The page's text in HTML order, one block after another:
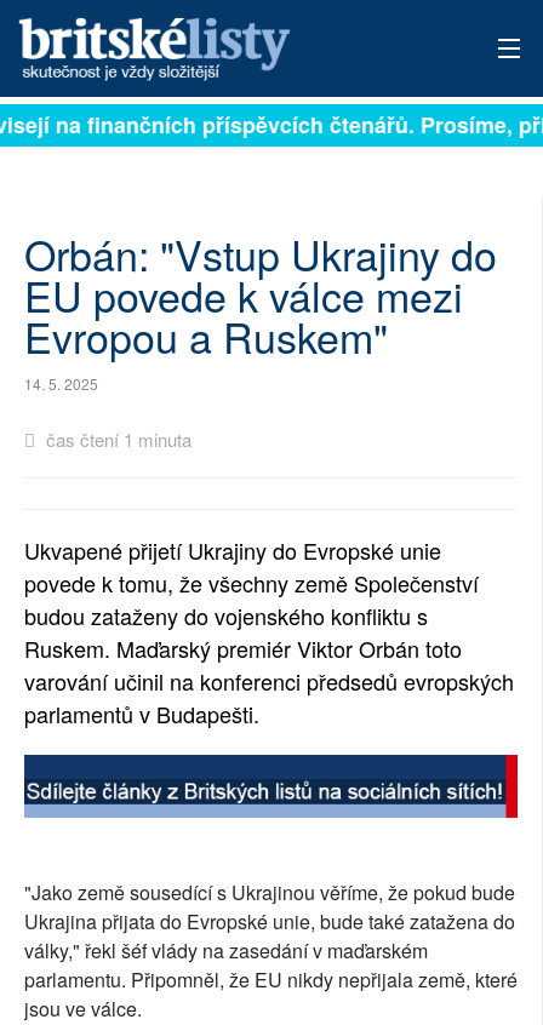
PŘIHLÁSIT
ARCHIV
ROZHOVORY
TÉMATA
SOCIÁLNÍ SÍTĚ
RUBRIKY
PLNÁ VERZE STRÁNEK
na finančních příspěvcích čtenářů. Prosíme,
Orbán: "Vstup Ukrajiny do
EU povede k válce mezi
Evropou a Ruskem"
14. 5. 2025
čas čtení 1 minuta
Ukvapené přijetí Ukrajiny do Evropské unie
povede k tomu, že všechny země Společenství
budou zataženy do vojenského konfliktu s
Ruskem. Maďarský premiér Viktor Orbán toto
varování učinil na konferenci předsedů evropských
parlamentů v Budapešti.
"Jako země sousedící s Ukrajinou věříme, že pokud bude
Ukrajina přijata do Evropské unie, bude také zatažena do
války," řekl šéf vlády na zasedání v maďarském
parlamentu. Připomněl, že EU nikdy nepřijala země, které
jsou ve válce.